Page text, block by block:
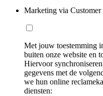
Marketing via Customer
Met jouw toestemming
buiten onze website en
Hiervoor
gegevens met de
we hun online
diensten: